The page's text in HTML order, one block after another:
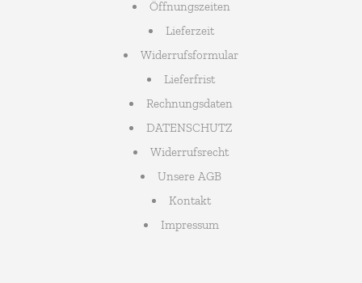
Öffnungszeiten
Lieferzeit
Widerrufsformular
Lieferfrist
Rechnungsdaten
DATENSCHUTZ
Widerrufsrecht
Unsere AGB
Kontakt
Impressum